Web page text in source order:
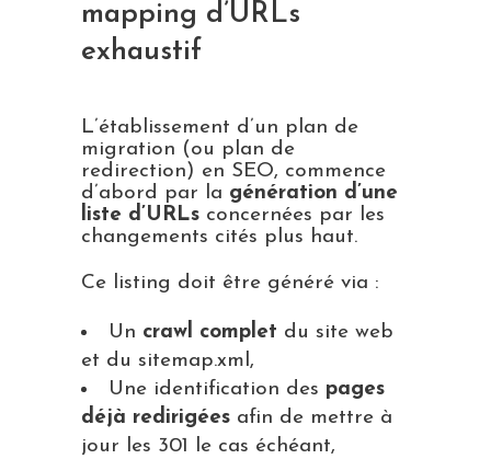
mapping d’URLs
exhaustif
L’établissement d’un plan de
migration (ou plan de
redirection) en SEO, commence
d’abord par la génération d’une
liste d’URLs concernées par les
changements cités plus haut.
Ce listing doit être généré via :
Un crawl complet du site web
et du sitemap.xml,
Une identification des pages
déjà redirigées afin de mettre à
jour les 301 le cas échéant,